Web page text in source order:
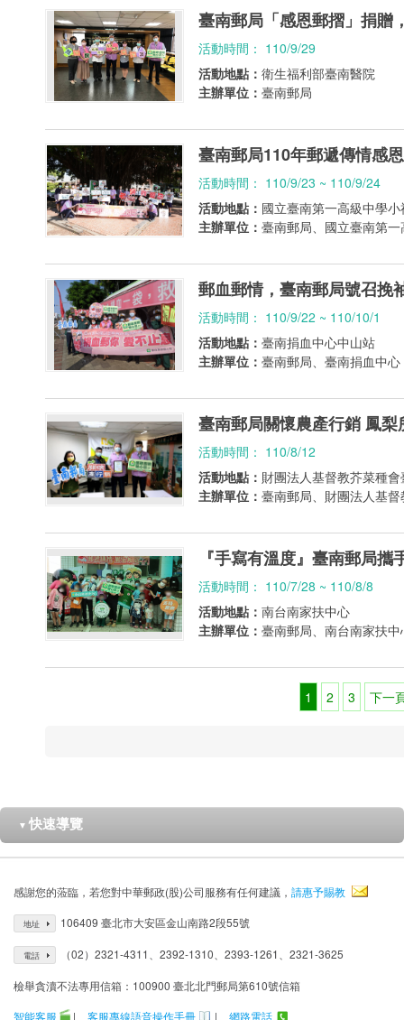
臺南郵局「感恩郵摺」捐贈
活動時間： 110/9/29
活動地點： 衛生福利部臺南醫院
主辦單位： 臺南郵局
臺南郵局110年郵遞傳情感
活動時間： 110/9/23 ~ 110/9/24
活動地點： 國立臺南第一高級中學小
主辦單位： 臺南郵局、國立臺南第
郵血郵情，臺南郵局號召挽
活動時間： 110/9/22 ~ 110/10/1
活動地點： 臺南捐血中心中山站
主辦單位： 臺南郵局、臺南捐血中心
臺南郵局關懷農產行銷 鳳
活動時間： 110/8/12
活動地點： 財團法人基督教芥菜種
主辦單位： 臺南郵局、財團法人基
『手寫有溫度』臺南郵局
活動時間： 110/7/28 ~ 110/8/8
活動地點： 南台南家扶中心
主辦單位： 臺南郵局、南台南家扶中
1 2 3 下一
▼ 快速導覽
感謝您的蒞臨，若您對中華郵政(股)公司服務有任何建議， 請惠予賜教
地址 106409 臺北市大安區金山南路2段55號
電話 （02）2321-4311、2392-1310、2393-1261、2321-3625
檢舉貪瀆不法專用信箱：100900 臺北北門郵局第610號信箱
智能客服
| 客服專線語音操作手冊 | 網路電話